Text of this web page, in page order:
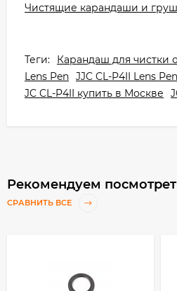
Чистящие карандаши и
Теги:
Карандаш для чистки
Lens Pen JJC CL-P4II Lens Pen
JC CL-P4II купить в Москве
Рекомендуем
СРАВНИТЬ ВСЕ